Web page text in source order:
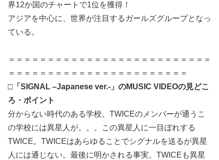
界12か国のチャートで1位を獲得！
アジアを中心に、世界が注目するガールズグループとなっ
ている。
＝＝＝＝＝＝＝＝＝＝＝＝＝＝＝＝＝＝＝＝＝＝＝＝＝＝
＝＝＝＝＝＝＝＝＝＝＝＝＝＝＝＝＝＝＝＝＝＝＝
□「SIGNAL –Japanese ver.-」のMUSIC VIDEOの見どこ
ろ・ポイント
分からない時代のある学校。TWICEのメンバーが通うこ
の学校には異星人が。。。この異星人に一目ぼれする
TWICE。TWICEはあらゆることでシグナルを送るが異星
人には通じない。最後に明かされる事実。TWICEも異星